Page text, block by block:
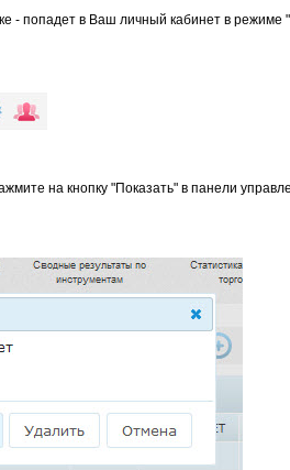
- попадет в Ваш личный кабинет в режиме
на кнопку "Показать" в панели